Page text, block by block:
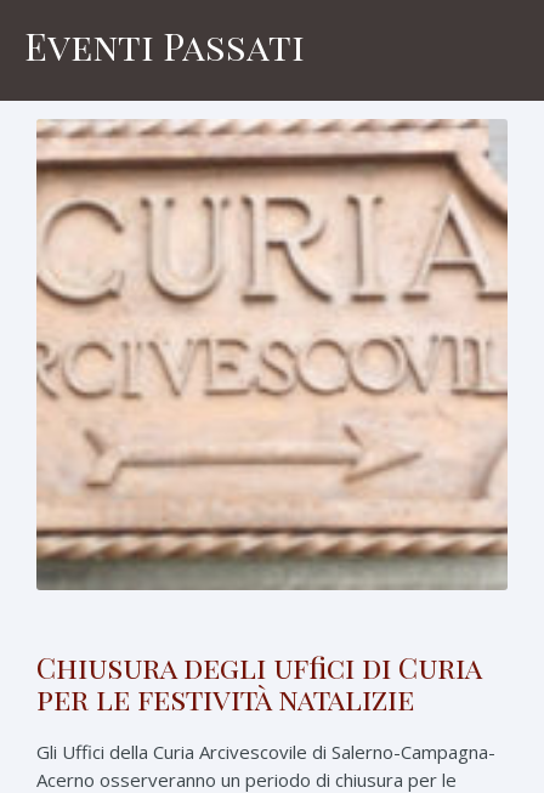
Eventi Passati
Chiusura degli uffici di Curia
per le festività natalizie
Gli Uffici della Curia Arcivescovile di Salerno-Campagna-
Acerno osserveranno un periodo di chiusura per le